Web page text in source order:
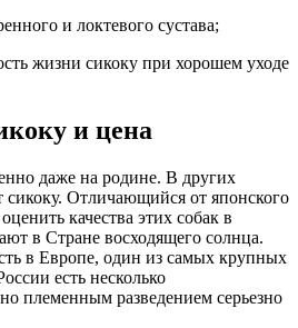
и локтевого сустава;
жизни сикоку при хорошем уходе
и цена
даже на родине. В других
сикоку. Отличающийся от японского
качества этих собак в
в Стране восходящего солнца.
в Европе, один из самых крупных
есть несколько
племенным разведением серьезно